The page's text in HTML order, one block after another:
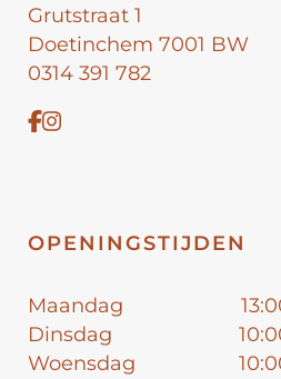
Grutstraat 1
Doetinchem 7001 BW
0314 391 782
OPENINGSTIJDEN
Maandag
Dinsdag
Woensdag